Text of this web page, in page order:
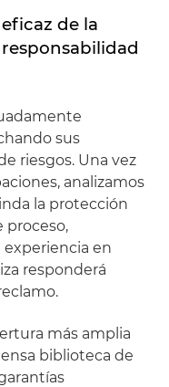
de la
sus
riesgos. Una vez
analizamos
la protección
proceso,
en
responderá
más amplia
biblioteca de